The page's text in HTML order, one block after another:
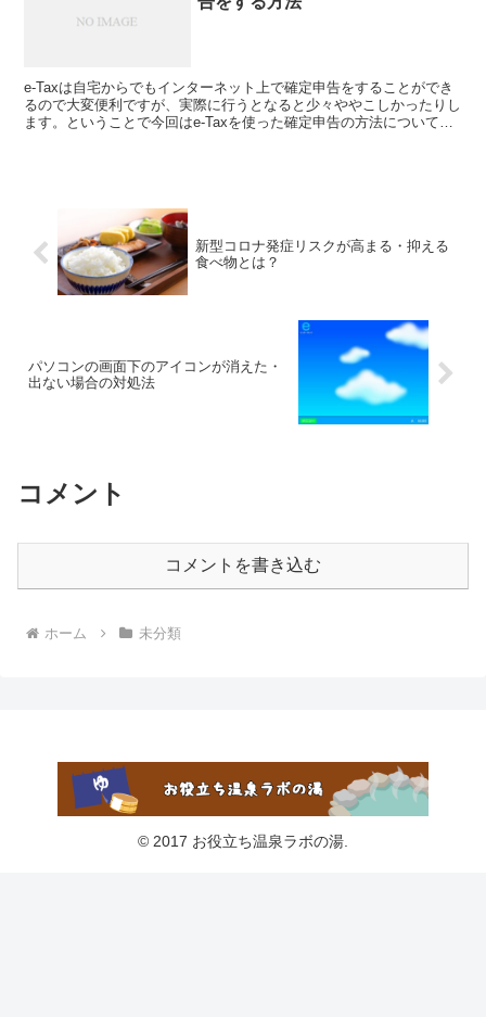
e-Taxは自宅からでもインターネット上で確定申告をすることができ
るので大変便利ですが、実際に行うとなると少々ややこしかったりし
ます。ということで今回はe-Taxを使った確定申告の方法について紹
新型コロナ発症リスクが高まる・抑える
食べ物とは？
パソコンの画面下のアイコンが消えた・
出ない場合の対処法
コメント
コメントを書き込む
ホーム 未分類
© 2017 お役立ち温泉ラボの湯.